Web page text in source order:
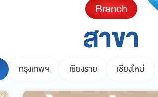
Branch
สาขา
กรุงเทพฯ เชียงราย เชียงใหม่